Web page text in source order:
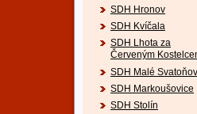
SDH Hronov
SDH Kvíčala
SDH Lhota za
Červeným
SDH Malé
SDH Markoušovice
SDH Stolín